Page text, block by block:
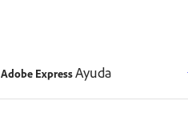
Adobe ExpressAyuda
diseños